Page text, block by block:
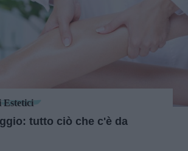
Estetici
tutto ciò che c'è da